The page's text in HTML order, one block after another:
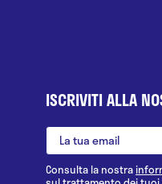
ISCRIVITI ALLA
Consulta la nostra